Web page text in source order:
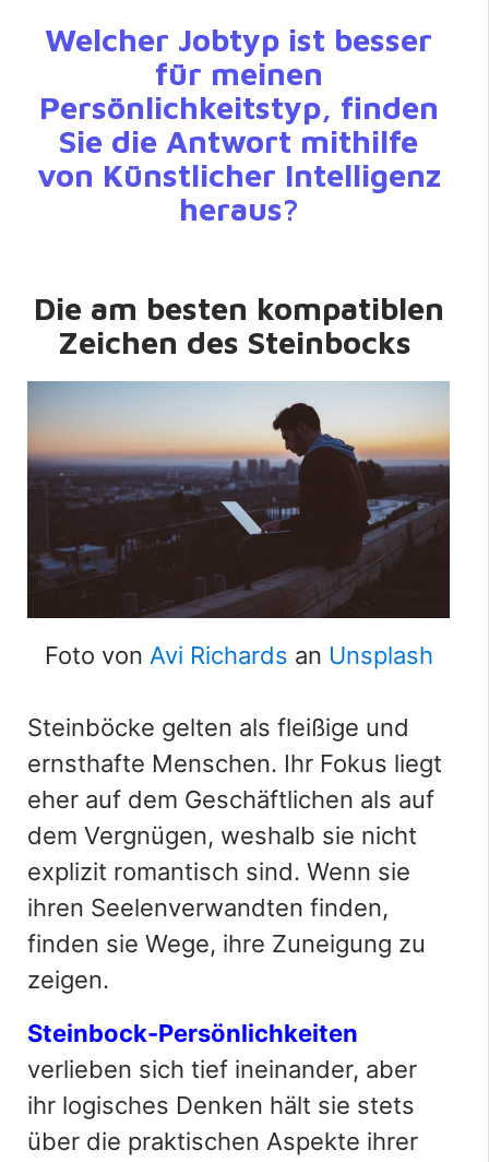
Welcher Jobtyp ist besser
für meinen
Persönlichkeitstyp, finden
Sie die Antwort mithilfe
von Künstlicher Intelligenz
heraus?
Die am besten kompatiblen
Zeichen des Steinbocks
Foto von Avi Richards an Unsplash
Steinböcke gelten als fleißige und
ernsthafte Menschen. Ihr Fokus liegt
eher auf dem Geschäftlichen als auf
dem Vergnügen, weshalb sie nicht
explizit romantisch sind. Wenn sie
ihren Seelenverwandten finden,
finden sie Wege, ihre Zuneigung zu
zeigen.
Steinbock-Persönlichkeiten
verlieben sich tief ineinander, aber
ihr logisches Denken hält sie stets
über die praktischen Aspekte ihrer